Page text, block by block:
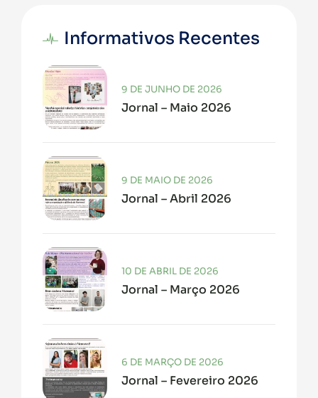
Informativos Recentes
Jornal – Maio 2026
9 DE JUNHO DE 2026
Jornal – Abril 2026
9 DE MAIO DE 2026
Jornal – Março 2026
10 DE ABRIL DE 2026
Jornal – Fevereiro 2026
6 DE MARÇO DE 2026